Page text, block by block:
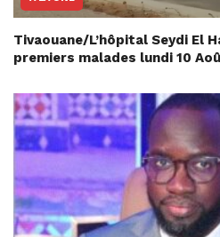
Tivaouane/L’hôpital Seydi El
premiers malades lundi 10